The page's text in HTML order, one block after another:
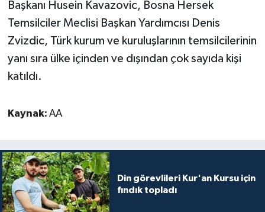
Başkanı Husein Kavazovic, Bosna Hersek
Temsilciler Meclisi Başkan Yardımcısı Denis
Zvizdic, Türk kurum ve kuruluşlarının temsilcilerinin
yanı sıra ülke içinden ve dışından çok sayıda kişi
katıldı.
Kaynak: AA
Din görevlileri Kur'an Kursu için
fındık topladı
Sivas Müftülüğü
Şanlıurfa Müftülüğü
Şırnak Müftülüğü
Trabzon Müftülüğü
Tunceli Müftülüğü